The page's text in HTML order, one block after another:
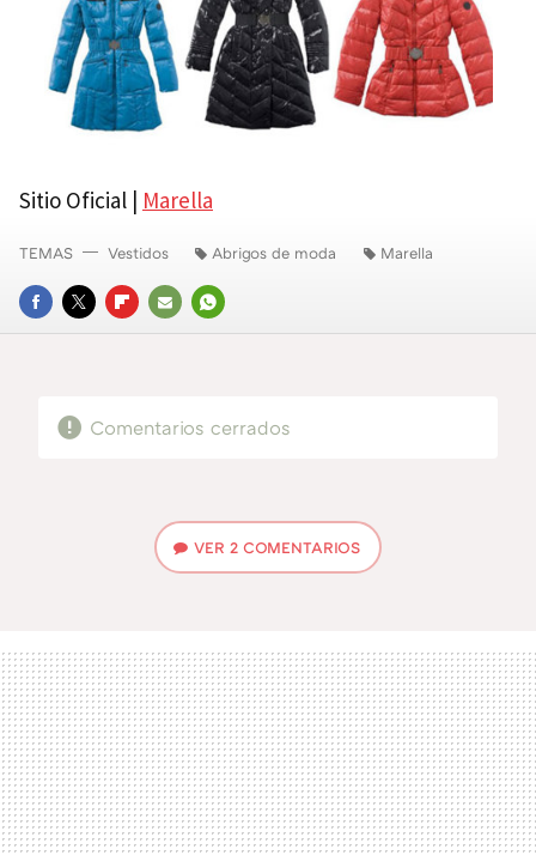
Sitio Oficial | Marella
FACEBOOK
TWITTERFLIPBOARD
E-
WHATSAPP
TEMAS Vestidos Abrigos de moda Marella
Comentarios cerrados
VER2 COMENTARIOS